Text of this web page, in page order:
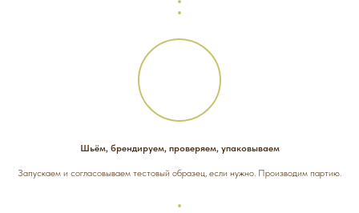
Шьём, брендируем, проверяем, упаковываем
Запускаем и согласовываем тестовый образец, если нужно. Производим партию.